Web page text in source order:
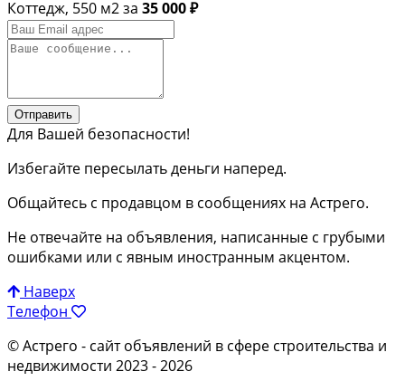
Коттедж, 550 м2 за 35 000 ₽
Отправить
Для Вашей безопасности!
Избегайте пересылать деньги наперед.
Общайтесь с продавцом в сообщениях на Астрего.
Не отвечайте на объявления, написанные с грубыми
ошибками или с явным иностранным акцентом.
Наверх
Телефон
© Астрего - сайт объявлений в сфере строительства и
недвижимости 2023 - 2026